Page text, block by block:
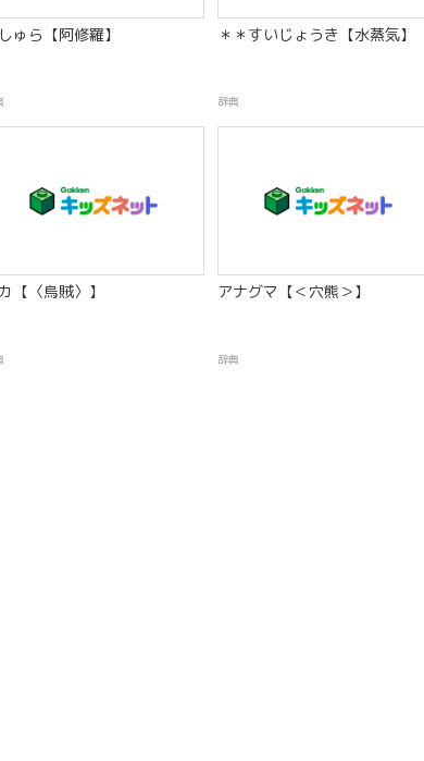
ゅら【阿修羅】 ＊＊すいじょうき【水蒸気】
辞典
【〈烏賊〉】 アナグマ【＜穴熊＞】
辞典